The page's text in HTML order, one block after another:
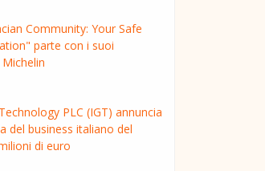
Community: Your Safe
parte con i suoi
PLC (IGT) annuncia
del business italiano del
di euro